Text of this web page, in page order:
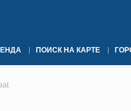
ПОИСК НА КАРТЕ